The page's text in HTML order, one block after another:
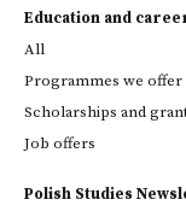
Education and
All
Programmes we offer
Scholarships and
Job offers
Polish Studies